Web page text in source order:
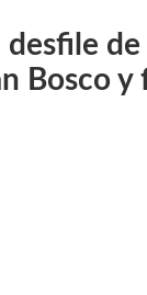
desfile
Bosco